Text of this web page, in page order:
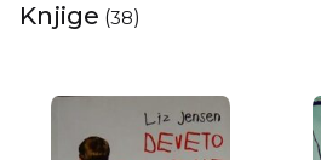
Knjige (38)